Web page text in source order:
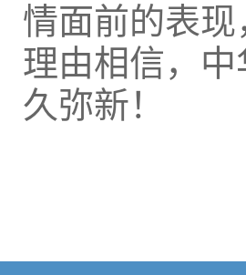
情面前的表
理由相信，
久弥新！